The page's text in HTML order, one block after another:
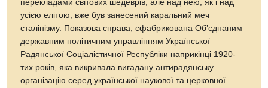
перекладами світових шедеврів, але над нею, як і над
усією елітою, вже був занесений каральний меч
сталінізму. Показова справа, сфабрикована Об’єднаним
державним політичним управлінням Української
Радянської Соціалістичної Республіки наприкінці 1920-
тих років, яка викривала вигадану антирадянську
організацію серед української наукової та церковної